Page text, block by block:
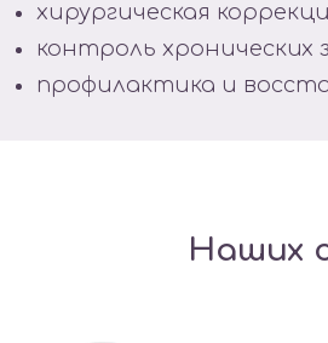
хирургическая
контроль хронических
профилактика и
Наших